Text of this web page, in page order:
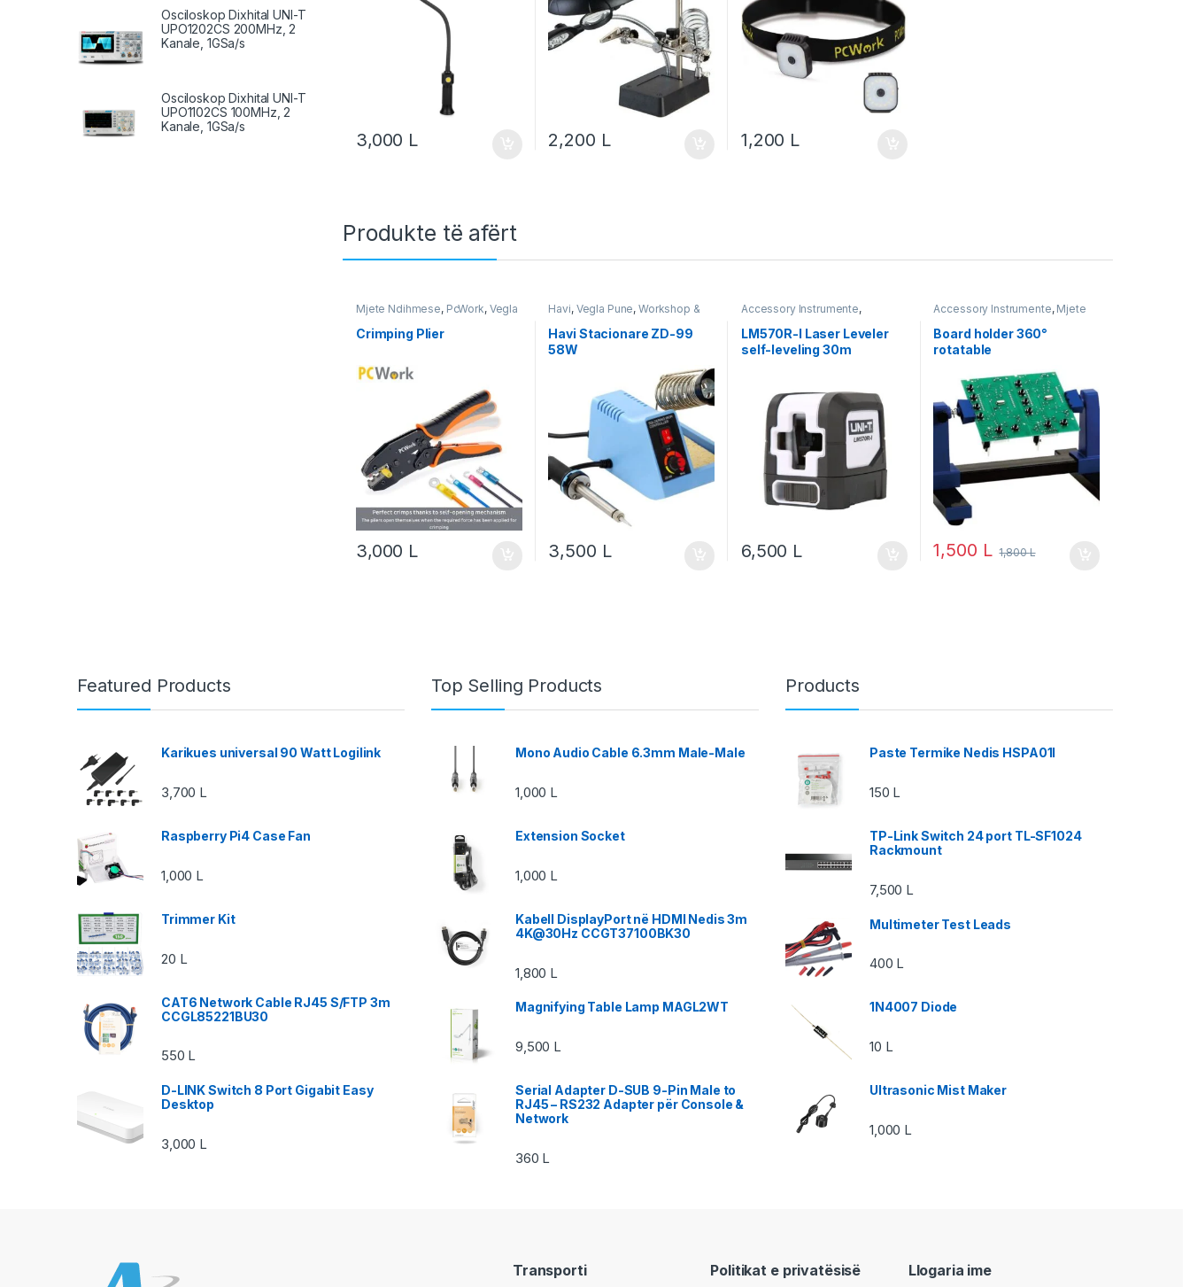
3,000 L 2,200 L 1,200 L
Produkte të afërt
Mjete Ndihmese, PcWork, Vegla
Pune
Workshop & Equipment
Crimping Plier
3,000 L
Havi, Vegla Pune,Workshop &
Equipment
Havi Stacionare ZD-99
58W
3,500 L
Accessory Instrumente,
Instrumente
Uni-t,Vegla Pune,Workshop &
Equipment
LM570R-I Laser Leveler
self-leveling 30m
6,500 L
Accessory Instrumente, Mjete
Ndihmese
Workshop & Equipment
Board holder 360°
rotatable
1,500 L 1,800L
Osciloskop Dixhital UNI-T
UPO1202CS 200MHz, 2
Kanale, 1GSa/s
Osciloskop Dixhital UNI-T
UPO1102CS 100MHz, 2
Kanale, 1GSa/s
Featured Products
Karikues universal 90 Watt Logilink
3,700 L
Raspberry Pi4 Case Fan
1,000 L
Trimmer Kit
20 L
CAT6 Network Cable RJ45 S/FTP 3m
CCGL85221BU30
550 L
D-LINK Switch 8 Port Gigabit Easy
Desktop
3,000 L
Top Selling Products
Mono Audio Cable 6.3mm Male-Male
1,000 L
Extension Socket
1,000 L
Kabell DisplayPort në HDMI Nedis 3m
4K@30Hz CCGT37100BK30
1,800 L
Magnifying Table Lamp MAGL2WT
9,500 L
Serial Adapter D-SUB 9-Pin Male to
RJ45 – RS232 Adapter për Console &
Network
360 L
Products
Paste Termike Nedis HSPA01I
150 L
TP-Link Switch 24 port TL-SF1024
Rackmount
7,500 L
Multimeter Test Leads
400 L
1N4007 Diode
10 L
Ultrasonic Mist Maker
1,000 L
Transporti Politikat e privatësisë Llogaria ime